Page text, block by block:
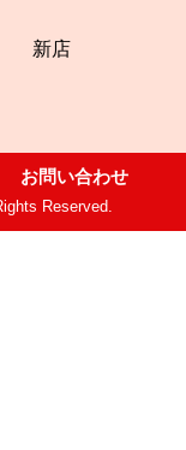
新店
お問い合わせ
Reserved.